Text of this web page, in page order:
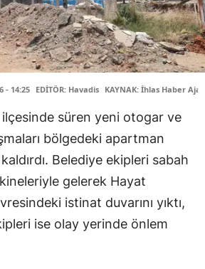
- 14:25 EDİTÖR: Havadis KAYNAK: İhlas Haber
ilçesinde süren yeni otogar ve
bölgedeki apartman
Belediye ekipleri sabah
gelerek Hayat
istinat duvarını yıktı,
ise olay yerinde önlem